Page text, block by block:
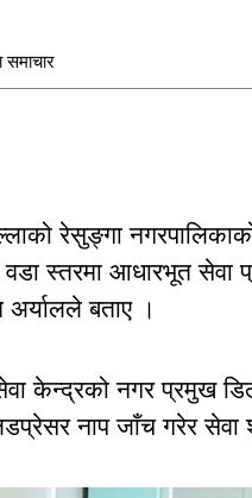
समाचार
रेसुङ्गा
स्तरमा आधारभूत सेवा
बताए ।
केन्द्रको नगर प्रमुख
नाप जाँच गरेर सेवा